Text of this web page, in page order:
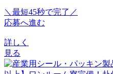
＼最短45秒で完了／
応募へ進む
詳しく
見る